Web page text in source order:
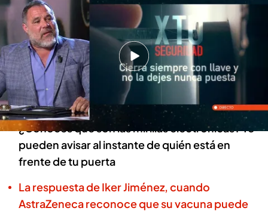
Horizonte
03 MAY 2024 - 00:44h.
José Félix Ramajo da consejos de cómo
prevenir que entren a robar en nuestras
viviendas
¿Conoces qué son las mirillas electrónicas? Te
pueden avisar al instante de quién está en
frente de tu puerta
La respuesta de Iker Jiménez, cuando
AstraZeneca reconoce que su vacuna puede